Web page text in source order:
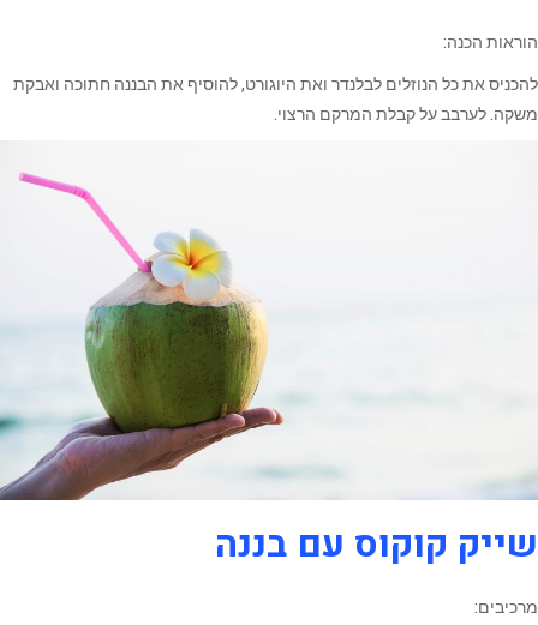
הוראות הכנה:
להכניס את כל הנוזלים לבלנדר ואת היוגורט, להוסיף את הבננה חתוכה ואבקת
משקה. לערבב על קבלת המרקם הרצוי.
שייק קוקוס עם בננה
מרכיבים: